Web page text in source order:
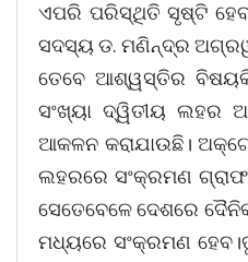
ଏପରି ପରିସ୍ଥିତି ସୃଷ୍ଟି
ସଦସ୍ୟ ଡ. ମଣିନ୍ଦ୍ର
ତେବେ ଆଶ୍ୱସ୍ତିର
ସଂଖ୍ୟା ଦ୍ୱିତୀୟ ଲହର
ଆକଳନ କରାଯାଉଛି।
ଲହରରେ ସଂକ୍ରମଣ ଗ୍ରାଫ
ସେତେବେଳେ ଦେଶରେ
ମଧ୍ୟରେ ସଂକ୍ରମଣ